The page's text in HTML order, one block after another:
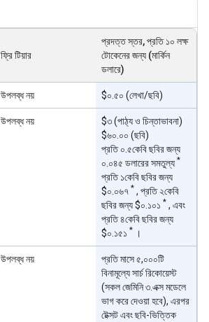
ফ্রি টিয়ার
প্রদত্ত স্তর, প্রতি ১০ লক্ষ
টোকেনের জন্য (মার্কিন
ডলারে)
উপলব্ধ নয় $০.৫০ (লেখা/ছবি)
উপলব্ধ নয়
$৩ (পাঠ্য ও চিন্তাভাবনা)
$৬০.০০ (ছবি)
প্রতি ০.৫কেবি ছবির জন্য
০.০৪৫ ডলারের সমতুল্য *
প্রতি ১কেবি ছবির জন্য
$০.০৬৭ * , প্রতি ২কেবি
ছবির জন্য $০.১০১ * , এবং
প্রতি ৪কেবি ছবির জন্য
$০.১৫১ * ।
উপলব্ধ নয়
প্রতি মাসে ৫,০০০টি
বিনামূল্যে সার্চ রিকোয়েস্ট
(সকল জেমিনি ৩.এক্স মডেলে
ভাগ করে দেওয়া হবে), এরপর
টেক্সট এবং ছবি-ভিত্তিক